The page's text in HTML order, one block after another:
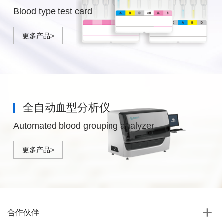
Blood type test card
更多产品>
全自动血型分析仪
Automated blood grouping analyzer
更多产品>
合作伙伴